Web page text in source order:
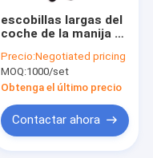
escobillas largas del
coche de la manija de
Precio:Negotiated pricing
MOQ:1000/set
Obtenga el último precio
Contactar ahora